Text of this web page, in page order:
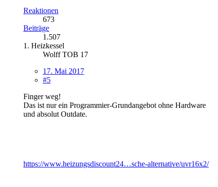
Reaktionen
673
Beiträge
1.507
1. Heizkessel
Wolff TOB 17
17. Mai 2017
#5
Finger weg!
Das ist nur ein Programmier-Grundangebot ohne Hardware
und absolut Outdate.
https://www.heizungsdiscount24…sche-alternative/uvr16x2/